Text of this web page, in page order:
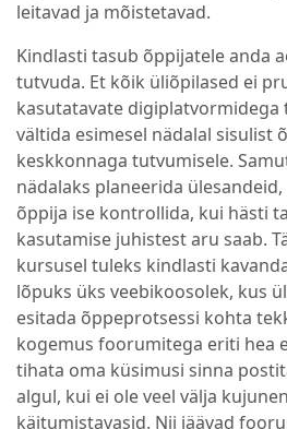
leitavad ja mõistetavad.
Kindlasti tasub õppijatele anda
tutvuda. Et kõik üliõpilased ei
kasutatavate digiplatvormidega
vältida esimesel nädalal sisulist
keskkonnaga tutvumisele.
nädalaks planeerida
õppija ise kontrollida, kui hästi
kasutamise juhistest aru saab.
kursusel tuleks kindlasti
lõpuks üks veebikoosolek, kus
esitada õppeprotsessi kohta
kogemus foorumitega eriti hea
tihata oma küsimusi sinna
algul, kui ei ole veel välja
käitumistavasid. Nii jäävad